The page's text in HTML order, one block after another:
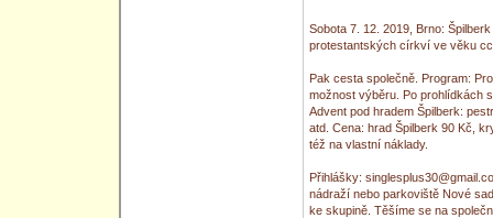
Sobota 7. 12. 2019, Brno:
protestantských církví ve věku
Pak cesta společně. Program:
možnost výběru. Po prohlídkách
Advent pod hradem Špilberk:
atd. Cena: hrad Špilberk 90 Kč,
též na vlastní náklady.
Přihlášky:
nádraží nebo parkoviště Nové
ke skupině. Těšíme se na